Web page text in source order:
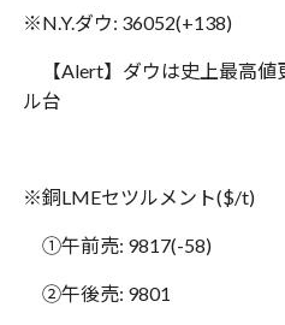
※N.Y.ダウ: 36052(+138)
【Alert】ダウは史上最高値
ル台
※銅LMEセツルメント($/t)
①午前売: 9817(-58)
②午後売: 9801